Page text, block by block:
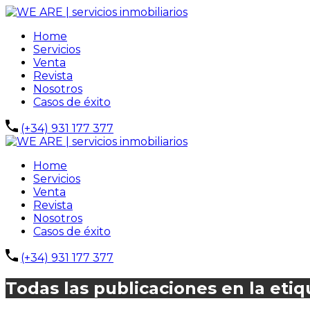
Home
Servicios
Venta
Revista
Nosotros
Casos de éxito
(+34) 931 177 377
Home
Servicios
Venta
Revista
Nosotros
Casos de éxito
(+34) 931 177 377
Todas las publicaciones en la